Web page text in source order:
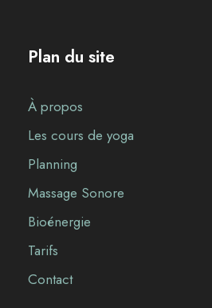
Plan du site
À propos
Les cours de yoga
Planning
Massage Sonore
Bioénergie
Tarifs
Contact